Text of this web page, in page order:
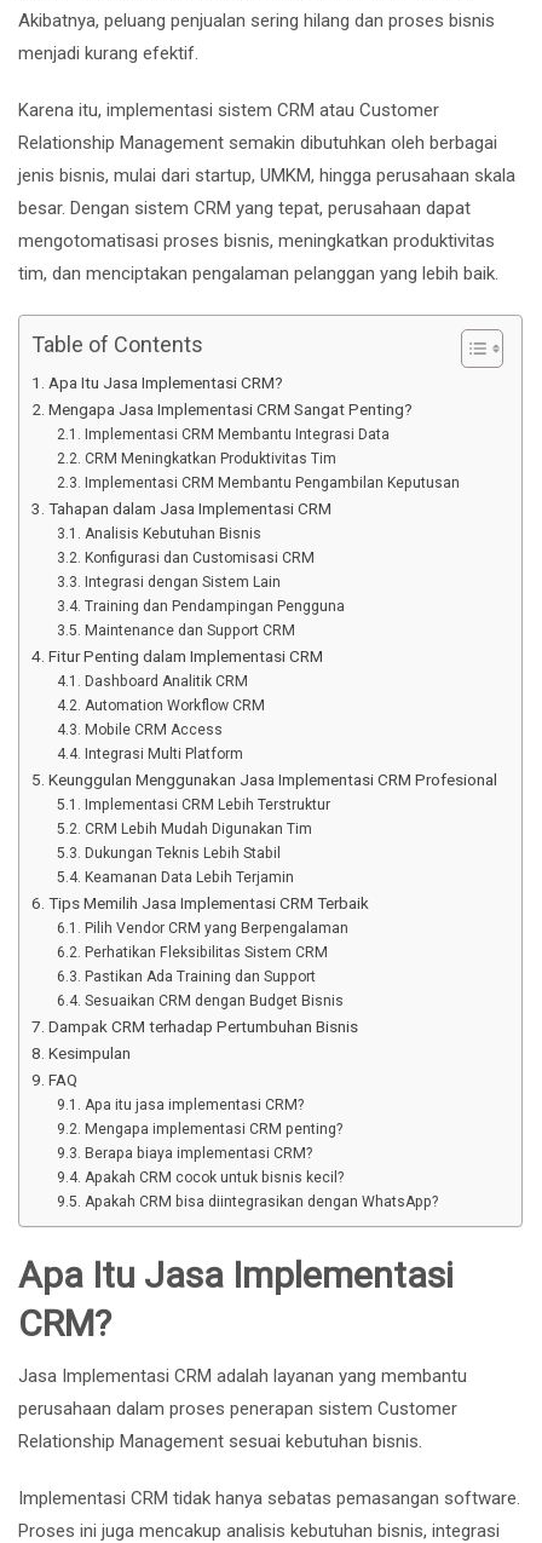
Akibatnya, peluang penjualan sering hilang dan proses bisnis
menjadi kurang efektif.
Karena itu, implementasi sistem CRM atau Customer
Relationship Management semakin dibutuhkan oleh berbagai
jenis bisnis, mulai dari startup, UMKM, hingga perusahaan skala
besar. Dengan sistem CRM yang tepat, perusahaan dapat
mengotomatisasi proses bisnis, meningkatkan produktivitas
tim, dan menciptakan pengalaman pelanggan yang lebih baik.
Table of Contents
Apa Itu Jasa Implementasi CRM?
Mengapa Jasa Implementasi CRM Sangat Penting?
Implementasi CRM Membantu Integrasi Data
CRM Meningkatkan Produktivitas Tim
Implementasi CRM Membantu Pengambilan Keputusan
Tahapan dalam Jasa Implementasi CRM
Analisis Kebutuhan Bisnis
Konfigurasi dan Customisasi CRM
Integrasi dengan Sistem Lain
Training dan Pendampingan Pengguna
Maintenance dan Support CRM
Fitur Penting dalam Implementasi CRM
Dashboard Analitik CRM
Automation Workflow CRM
Mobile CRM Access
Integrasi Multi Platform
Keunggulan Menggunakan Jasa Implementasi CRM Profesional
Implementasi CRM Lebih Terstruktur
CRM Lebih Mudah Digunakan Tim
Dukungan Teknis Lebih Stabil
Keamanan Data Lebih Terjamin
Tips Memilih Jasa Implementasi CRM Terbaik
Pilih Vendor CRM yang Berpengalaman
Perhatikan Fleksibilitas Sistem CRM
Pastikan Ada Training dan Support
Sesuaikan CRM dengan Budget Bisnis
Dampak CRM terhadap Pertumbuhan Bisnis
Kesimpulan
FAQ
Apa itu jasa implementasi CRM?
Mengapa implementasi CRM penting?
Berapa biaya implementasi CRM?
Apakah CRM cocok untuk bisnis kecil?
Apakah CRM bisa diintegrasikan dengan WhatsApp?
Apa Itu Jasa Implementasi
CRM?
Jasa Implementasi CRM adalah layanan yang membantu
perusahaan dalam proses penerapan sistem Customer
Relationship Management sesuai kebutuhan bisnis.
Implementasi CRM tidak hanya sebatas pemasangan software.
Proses ini juga mencakup analisis kebutuhan bisnis, integrasi